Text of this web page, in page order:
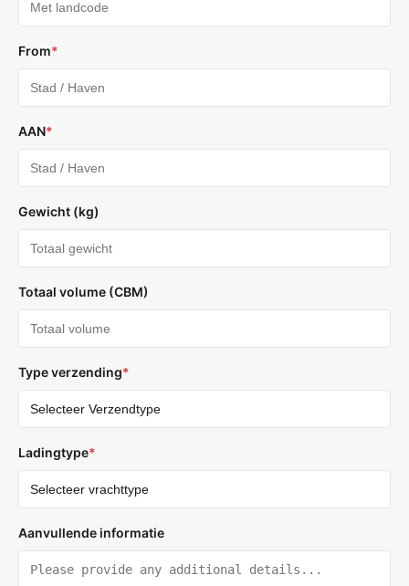
From*
AAN*
Gewicht (kg)
Totaal volume (CBM)
Type verzending*
Ladingtype*
Aanvullende informatie